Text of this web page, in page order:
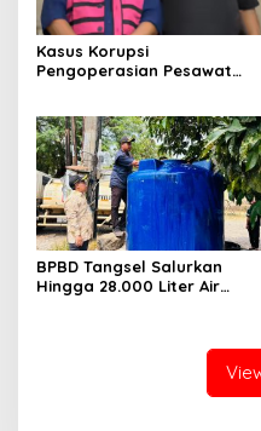
Kasus Korupsi
Pengoperasian Pesawat
Tersangka
BPBD Tangsel Salurkan
Hingga 28.000 Liter Air